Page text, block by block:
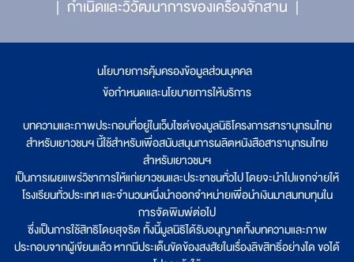
กำเนิดและวิวัฒนาการของเครื่องจักสาน
นโยบายการคุ้มครองข้อมูลส่วนบุคคล
ข้อกำหนดและนโยบายการให้บริการ
บทความและภาพประกอบที่อยู่ในเว็บไซต์ของมูลนิธิโครงการสารานุกรมไทย
สำหรับเยาวชนฯ นี้ใช้สำหรับเพื่อสนับสนุนการผลิตหนังสือสารานุกรมไทย
สำหรับเยาวชนฯ
เป็นการเผยแพร่วิชาการให้แก่เยาวชนและประชาชนทั่วไป โดยจะนำไปแจกจ่ายให้
โรงเรียนทั่วประเทศ และจำนวนหนึ่งนำออกจำหน่ายเพื่อนำเงินมาสมทบทุนใน
การจัดพิมพ์ต่อไป
ซึ่งเป็นการใช้สิทธิโดยสุจริต ทั้งนี้มูลนิธิได้รับอนุญาตทั้งบทความและภาพ
ประกอบจากผู้เขียนแล้ว หากมีประเด็นขัดข้องสงสัยในเรื่องลิขสิทธิ์อย่างใด ขอได้